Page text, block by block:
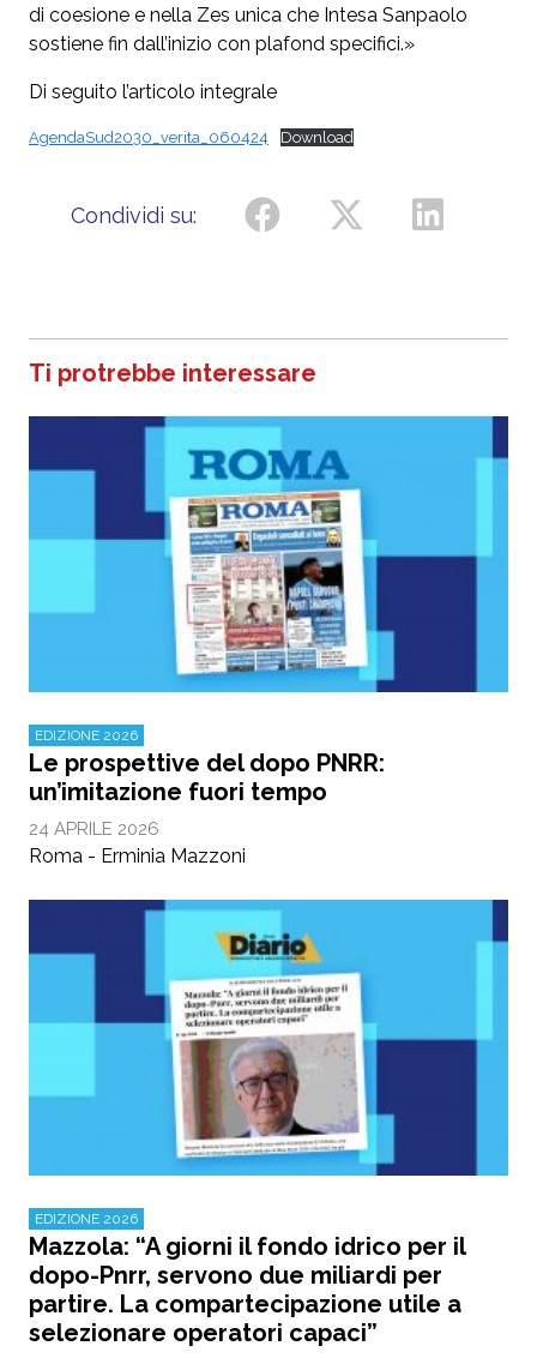
di coesione e nella Zes unica che Intesa Sanpaolo
sostiene fin dall’inizio con plafond specifici.»
Di seguito l’articolo integrale
AgendaSud2030_verita_060424 Download
Condividi su:
Ti protrebbe interessare
EDIZIONE 2026
Le prospettive del dopo PNRR:
un’imitazione fuori tempo
24 APRILE 2026
Roma - Erminia Mazzoni
EDIZIONE 2026
Mazzola: “A giorni il fondo idrico per il
dopo-Pnrr, servono due miliardi per
partire. La compartecipazione utile a
selezionare operatori capaci”